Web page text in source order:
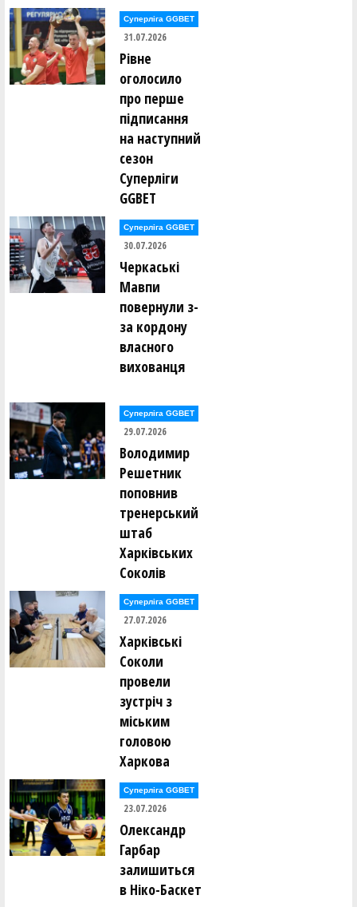
Суперліга GGBET
31.07.2026
Рівне
оголосило
про перше
підписання
на наступний
сезон
Суперліги
GGBET
Суперліга GGBET
30.07.2026
Черкаські
Мавпи
повернули з-
за кордону
власного
вихованця
Суперліга GGBET
29.07.2026
Володимир
Решетник
поповнив
тренерський
штаб
Харківських
Соколів
Суперліга GGBET
27.07.2026
Харківські
Соколи
провели
зустріч з
міським
головою
Харкова
Суперліга GGBET
23.07.2026
Олександр
Гарбар
залишиться
в Ніко-Баскет